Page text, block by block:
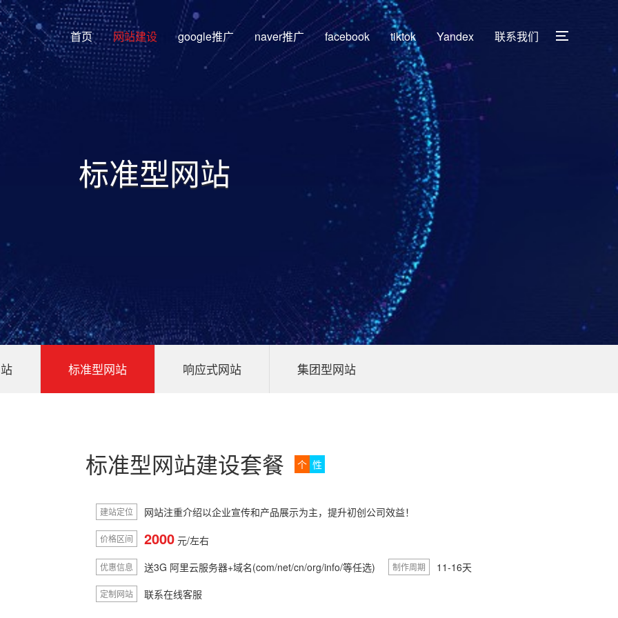
首页 网站建设 google推广 naver推广 facebook tiktok Yandex 联系我们
标准型网站
标准型网站 响应式网站 集团型网站
标准型网站建设套餐 个 性
建站定位 网站注重介绍以企业宣传和产品展示为主，提升初创公司效益！
价格区间 2000 元/左右
优惠信息 送3G 阿里云服务器+域名(com/net/cn/org/info/等任选) 制作周期 11-16天
定制网站 联系在线客服